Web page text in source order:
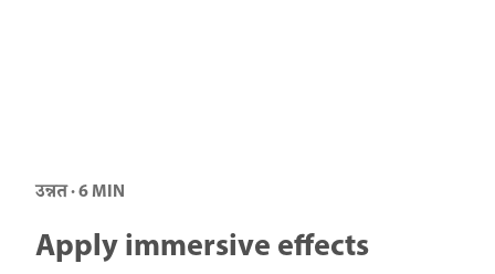
उन्नत · 6 MIN
Apply immersive effects